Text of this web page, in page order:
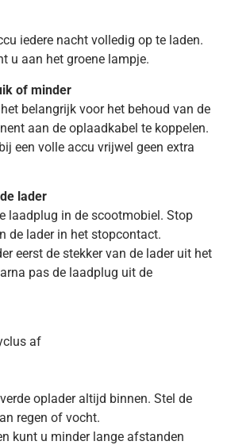
iedere nacht volledig op te laden.
u aan het groene lampje.
of minder
belangrijk voor het behoud van de
aan de oplaadkabel te koppelen.
een volle accu vrijwel geen extra
lader
laadplug in de scootmobiel. Stop
de lader in het stopcontact.
eerst de stekker van de lader uit het
pas de laadplug uit de
af
oplader altijd binnen. Stel de
regen of vocht.
kunt u minder lange afstanden